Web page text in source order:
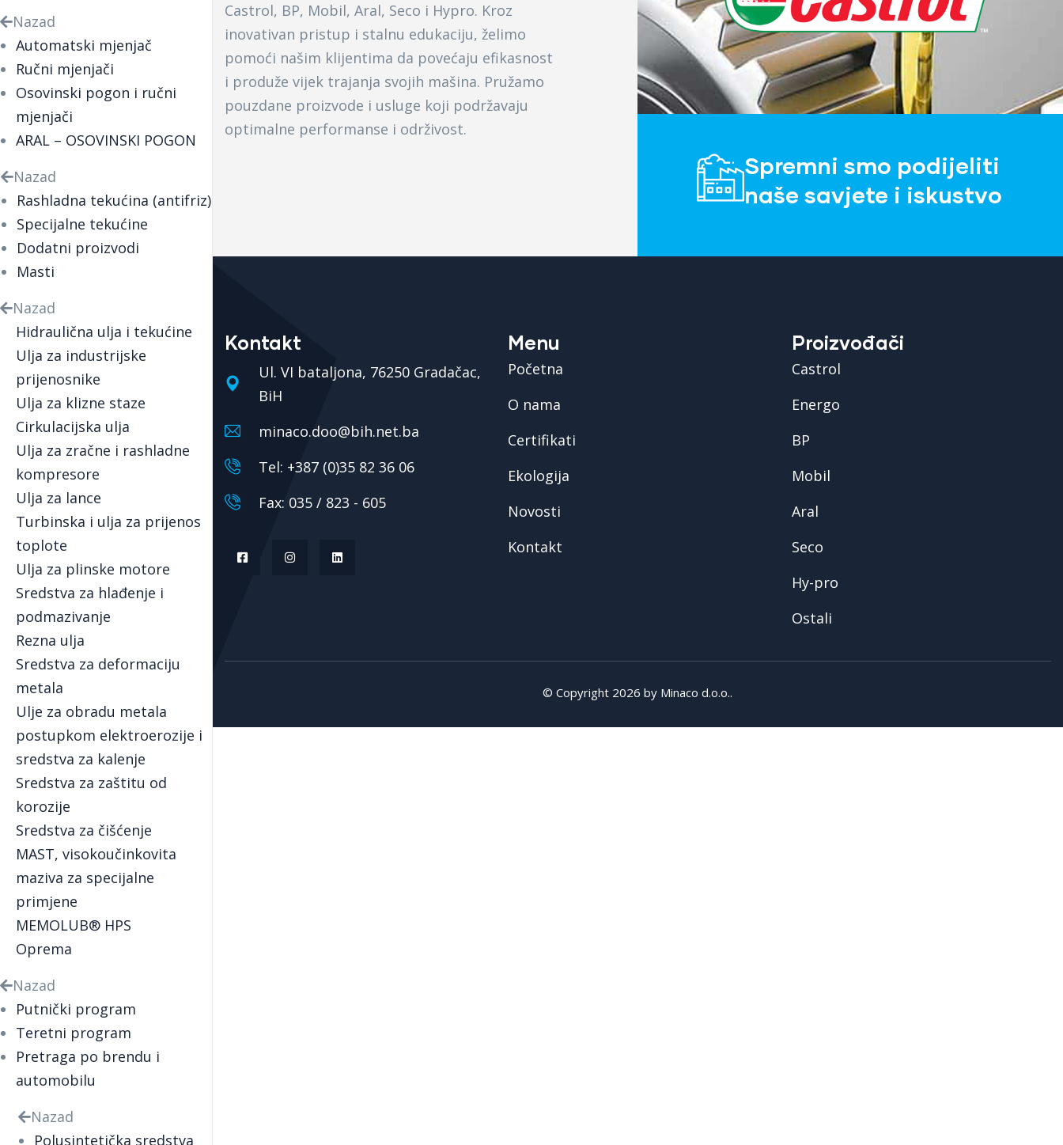
Nazad
Automatski mjenjač
Ručni mjenjači
Osovinski pogon i ručni
mjenjači
ARAL – OSOVINSKI POGON
Nazad
Rashladna tekućina (antifriz)
Specijalne tekućine
Dodatni proizvodi
Masti
Nazad
Hidraulična ulja i tekućine
Ulja za industrijske
prijenosnike
Ulja za klizne staze
Cirkulacijska ulja
Ulja za zračne i rashladne
kompresore
Ulja za lance
Turbinska i ulja za prijenos
toplote
Ulja za plinske motore
Sredstva za hlađenje i
podmazivanje
Rezna ulja
Sredstva za deformaciju
metala
Ulje za obradu metala
postupkom elektroerozije i
sredstva za kalenje
Sredstva za zaštitu od
korozije
Sredstva za čišćenje
MAST, visokoučinkovita
maziva za specijalne
primjene
MEMOLUB® HPS
Oprema
Nazad
Putnički program
Teretni program
Pretraga po brendu i
automobilu
Nazad
Polusintetička sredstva
Castrol, BP, Mobil, Aral, Seco i Hypro. Kroz
inovativan pristup i stalnu edukaciju, želimo
pomoći našim klijentima da povećaju efikasnost
i produže vijek trajanja svojih mašina. Pružamo
pouzdane proizvode i usluge koji podržavaju
optimalne performanse i održivost.
Spremni smo podijeliti
naše savjete i iskustvo
Kontakt
Ul. VI bataljona, 76250 Gradačac,
BiH
minaco.doo@bih.net.ba
Tel: +387 (0)35 82 36 06
Fax: 035 / 823 - 605
Menu
Početna
O nama
Certifikati
Ekologija
Novosti
Kontakt
Proizvođači
Castrol
Energo
BP
Mobil
Aral
Seco
Hy-pro
Ostali
© Copyright 2026 by Minaco d.o.o..